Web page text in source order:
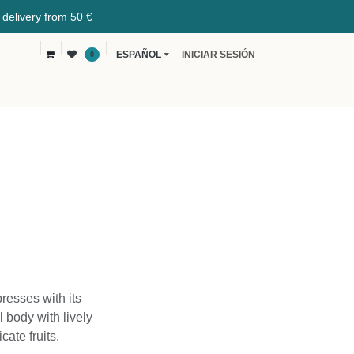
50 €
0 ESPAÑOL INICIAR SESIÓN
with its
body with lively
fruits.